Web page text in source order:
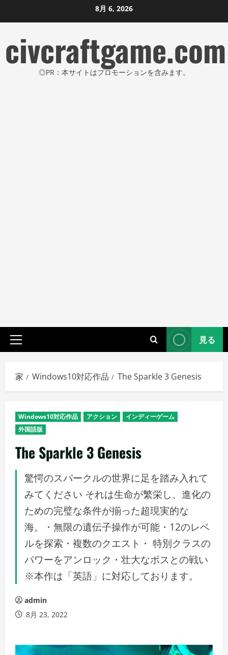
ン
ン
ツ
8月 6, 2026
civcraftgame.com
◎PR：本サイトはプロモーションを含みます。
プ
イ
マ
ニ
ュ
ー
見る
家 Windows10対応作品 The Sparkle 3 Genesis
Windows10対応作品 アクション
インディーゲーム
外国語版
The Sparkle 3 Genesis
驚愕のスパークルの世界に足を踏み入れて
みてください それは生命が繁栄し、進化の
ための完璧な条件が揃った超現実的な
海。・無限の遺伝子操作が可能・12のレベ
ルを探索・複数のクエスト・ 特別クラスの
パワーをアンロック・壮大なボスとの戦い
※本作は「英語」に対応しております。
admin
8月 23, 2022